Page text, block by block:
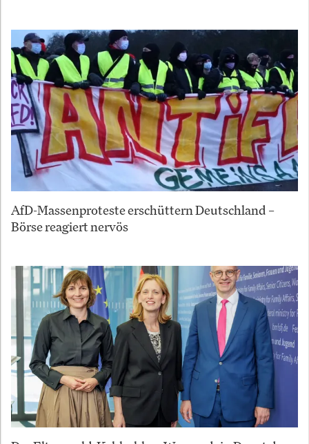
AfD-Massenproteste erschüttern Deutschland –
Börse reagiert nervös